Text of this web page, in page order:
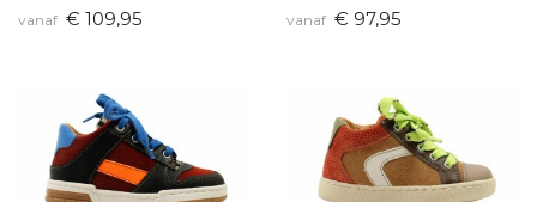
vanaf € 109,95 vanaf € 97,95